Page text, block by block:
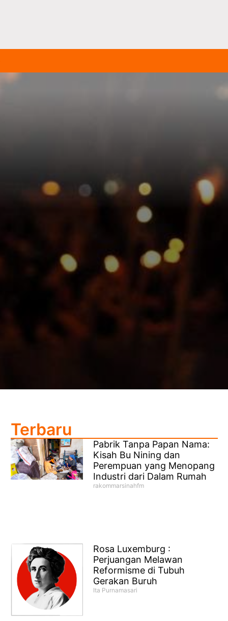
Terbaru
Pabrik Tanpa Papan Nama:
Kisah Bu Nining dan
Perempuan yang Menopang
Industri dari Dalam Rumah
rakommarsinahfm
Rosa Luxemburg :
Perjuangan Melawan
Reformisme di Tubuh
Gerakan Buruh
Ita Purnamasari